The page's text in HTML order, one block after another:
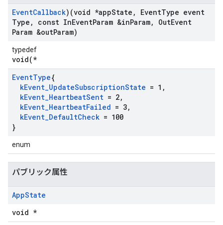
EventCallback)(void *appState , EventType event
Type , const InEventParam &inParam, OutEvent
Param &outParam)
typedef
void(*
EventType{
kEvent_UpdateSubscriptionState = 1 ,
kEvent_HeartbeatSent = 2,
kEvent_HeartbeatFailed = 3,
kEvent_DefaultCheck = 100
}
enum
パブリック属性
AppState
void *